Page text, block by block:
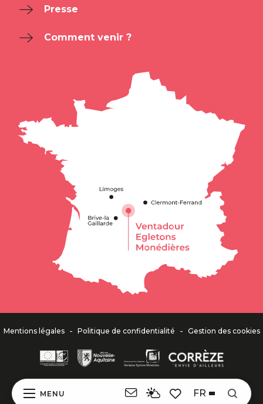
MENU FR
Presse
Comment venir ?
Mentions légales - Politique de confidentialité - Gestion des cookies